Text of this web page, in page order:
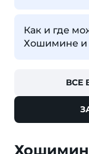
Как и где
Хошимине и
ВСЕ